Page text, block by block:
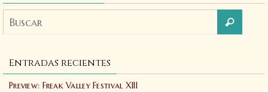
Entradas recientes
Preview: Freak Valley Festival XIII